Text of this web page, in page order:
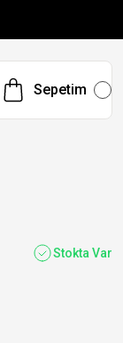
Sepetim
Stokta Var